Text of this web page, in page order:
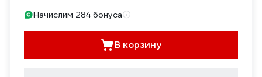
Начислим 284 бонуса
В корзину